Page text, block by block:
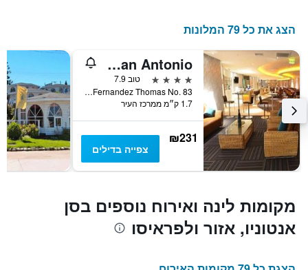
דירוג
התרשים
כולל
1
ציר
Y
המציגים
את
המחיר
הממוצע
של
סוף
השבוע
זה
בימים
הצג את כל 79 המלונות
Hotel Enjoy San Antonio
4 כוכבים
טוב 7.9
Dr. Nestor Fernandez Thomas No. 83, סן אנטוניו, צ'ילה
1.7 ק״מ ממרכז העיר
₪231
צפייה בדילים
מקומות לינה ואירוח נוספים בסן
אנטוניו, אזור ולפראיסו